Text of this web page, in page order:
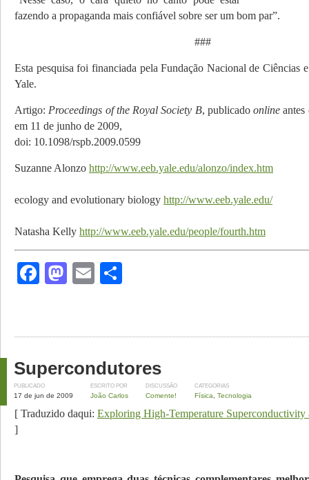
fazendo a propaganda mais con­fiável sobre ser um bom par”.
###
Esta pesquisa foi financiada pela Fundação Nacional de Ciências
Yale.
Artigo:Proceedings of the Royal Society B, publicado online antes
em 11 de junho de 2009,
doi: 10.1098/rspb.2009.0599
Suzanne Alonzo http://www.eeb.yale.edu/alonzo/index.htm
ecology and evolutionary biology http://www.eeb.yale.edu/
Natasha Kelly http://www.eeb.yale.edu/people/fourth.htm
Facebook
Mastodon
Email
Supercondutores
PUBLICADO
17 de jun de 2009
ESCRITO POR
João Carlos
DISCUSSÃO
Comente!
CATEGORIAS
Física Tecnologia
[ Traduzido daqui: Exploring High-Temperature Superconductivity
]